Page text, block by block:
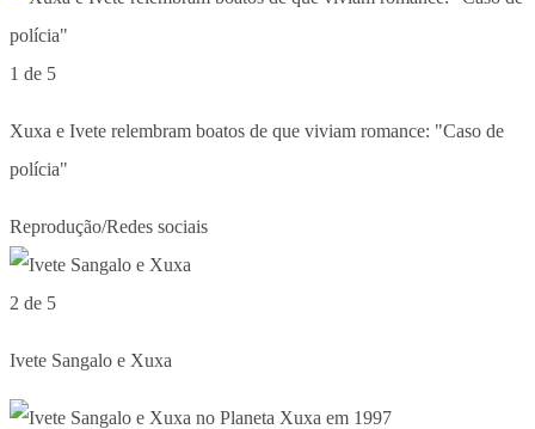
1 de 5
Xuxa e Ivete relembram boatos de que viviam romance: "Caso de
polícia"
Reprodução/Redes sociais
2 de 5
Ivete Sangalo e Xuxa